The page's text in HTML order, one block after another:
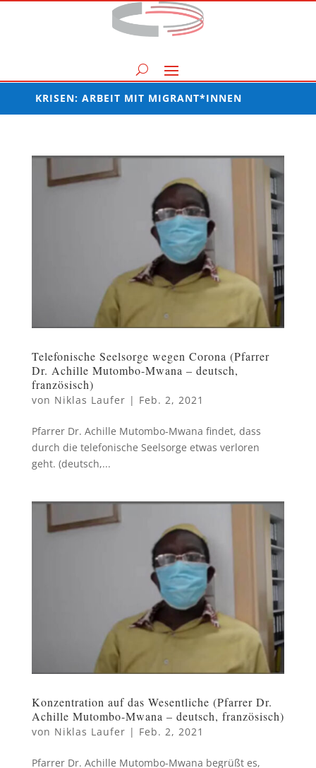
KRISEN: ARBEIT MIT MIGRANT*INNEN
Telefonische Seelsorge wegen Corona (Pfarrer
Dr. Achille Mutombo-Mwana – deutsch,
französisch)
von Niklas Laufer | Feb. 2, 2021
Pfarrer Dr. Achille Mutombo-Mwana findet, dass
durch die telefonische Seelsorge etwas verloren
geht. (deutsch,...
Konzentration auf das Wesentliche (Pfarrer Dr.
Achille Mutombo-Mwana – deutsch, französisch)
von Niklas Laufer | Feb. 2, 2021
Pfarrer Dr. Achille Mutombo-Mwana begrüßt es,